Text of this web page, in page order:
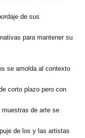
de sus
para mantener su
se amolda al contexto
corto plazo pero con
de arte se
de los y las artistas